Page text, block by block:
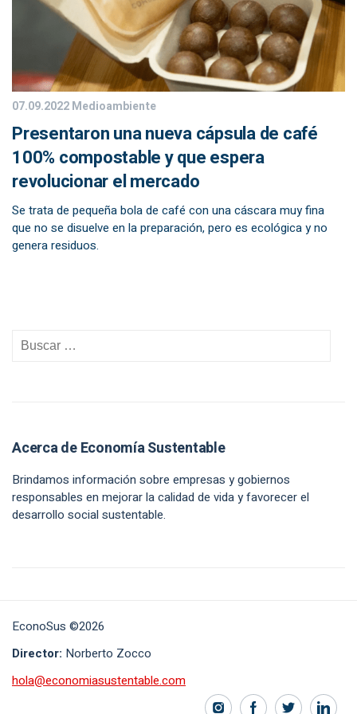
07.09.2022Medioambiente
Presentaron una nueva cápsula de café
100% compostable y que espera
revolucionar el mercado
Se trata de pequeña bola de café con una cáscara muy fina
que no se disuelve en la preparación, pero es ecológica y no
genera residuos.
Acerca de Economía Sustentable
Brindamos información sobre empresas y gobiernos
responsables en mejorar la calidad de vida y favorecer el
desarrollo social sustentable.
EconoSus ©2026
Director: Norberto Zocco
hola@economiasustentable.com